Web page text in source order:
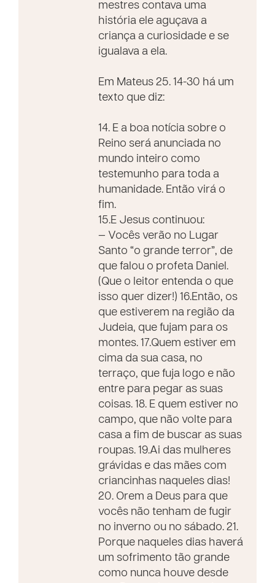
mestres contava uma
história ele aguçava a
criança a curiosidade e se
igualava a ela.
Em Mateus 25. 14-30 há um
texto que diz:
14. E a boa notícia sobre o
Reino será anunciada no
mundo inteiro como
testemunho para toda a
humanidade. Então virá o
fim.
15.E Jesus continuou:
— Vocês verão no Lugar
Santo “o grande terror”, de
que falou o profeta Daniel.
(Que o leitor entenda o que
isso quer dizer!) 16.Então, os
que estiverem na região da
Judeia, que fujam para os
montes. 17.Quem estiver em
cima da sua casa, no
terraço, que fuja logo e não
entre para pegar as suas
coisas. 18. E quem estiver no
campo, que não volte para
casa a fim de buscar as suas
roupas. 19.Ai das mulheres
grávidas e das mães com
criancinhas naqueles dias!
20. Orem a Deus para que
vocês não tenham de fugir
no inverno ou no sábado. 21.
Porque naqueles dias haverá
um sofrimento tão grande
como nunca houve desde